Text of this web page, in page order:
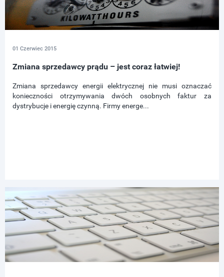
01 Czerwiec 2015
Zmiana sprzedawcy prądu – jest coraz łatwiej!
Zmiana sprzedawcy energii elektrycznej nie musi oznaczać
konieczności otrzymywania dwóch osobnych faktur za
dystrybucje i energię czynną. Firmy energe...